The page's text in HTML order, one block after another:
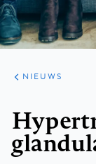
ARTIKELEN
HET
KORT
NIEUWS